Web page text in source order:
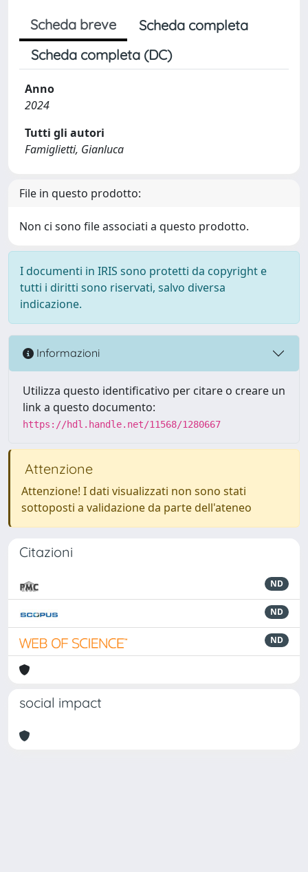
Scheda breve
Scheda completa
Scheda completa (DC)
Anno
2024
Tutti gli autori
Famiglietti, Gianluca
File in questo prodotto:
Non ci sono file associati a questo prodotto.
I documenti in IRIS sono protetti da copyright e
tutti i diritti sono riservati, salvo diversa
indicazione.
Informazioni
Utilizza questo identificativo per citare o creare un
link a questo documento:
https://hdl.handle.net/11568/1280667
Attenzione
Attenzione! I dati visualizzati non sono stati
sottoposti a validazione da parte dell'ateneo
Citazioni
ND
ND
ND
social impact